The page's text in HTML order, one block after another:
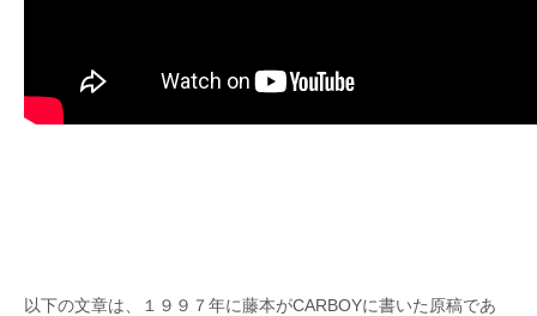
以下の文章は、１９９７年に藤本がCARBOYに書いた原稿であ